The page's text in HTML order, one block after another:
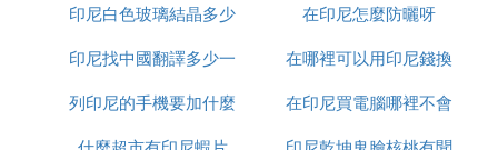
可以做產地證
2：我想你想知道的是中國出口到印尼什麼產品做產
地證，有關稅優惠吧！
這就是我們著重說的FORM E 證書!
樣
印尼白色玻璃結晶多少
錢一平方
在印尼怎麼防曬呀
印尼找中國翻譯多少一
天
在哪裡可以用印尼錢換
人民幣
列印尼的手機要加什麼
在印尼買電腦哪裡不會